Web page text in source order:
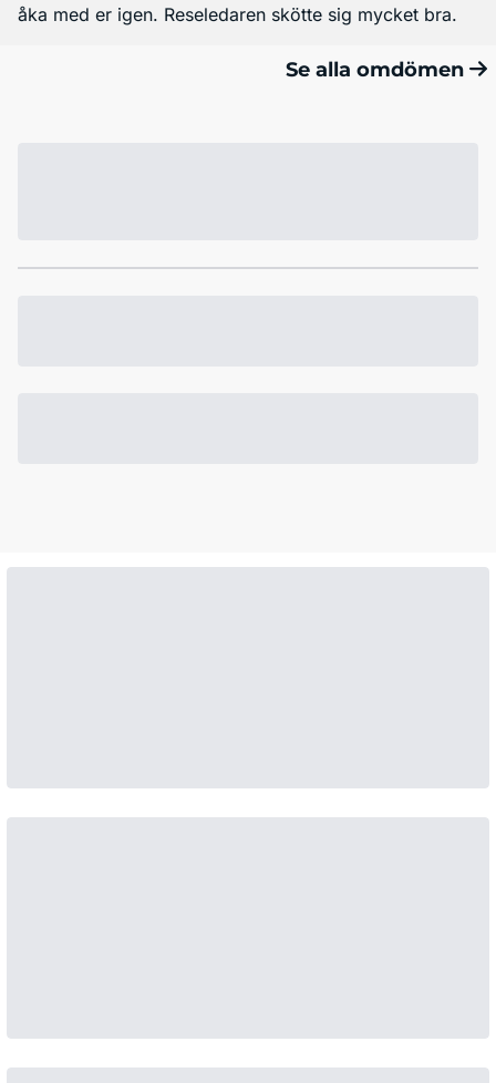
åka med er igen. Reseledaren skötte sig mycket bra.
Se alla omdömen